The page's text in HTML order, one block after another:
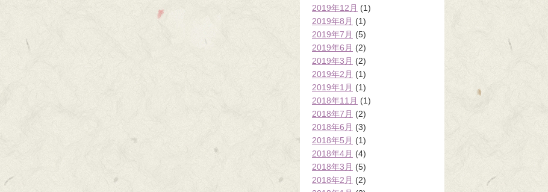
2019年12月 (1)
2019年8月 (1)
2019年7月 (5)
2019年6月 (2)
2019年3月 (2)
2019年2月 (1)
2019年1月 (1)
2018年11月 (1)
2018年7月 (2)
2018年6月 (3)
2018年5月 (1)
2018年4月 (4)
2018年3月 (5)
2018年2月 (2)